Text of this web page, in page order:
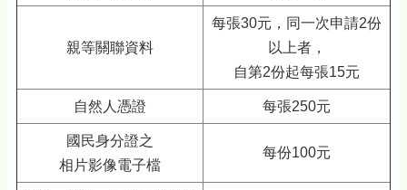
親等關聯資料
每張30元，同一次申請2份
以上者，
自第2份起每張15元
自然人憑證 每張250元
國民身分證之
相片影像電子檔
每份100元